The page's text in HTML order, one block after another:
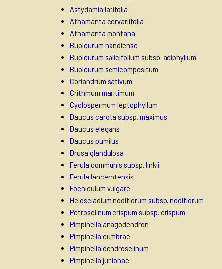
Astydamia latifolia
Athamanta cervariifolia
Athamanta montana
Bupleurum handiense
Bupleurum salicifolium subsp. aciphyllum
Bupleurum semicompositum
Coriandrum sativum
Crithmum maritimum
Cyclospermum leptophyllum
Daucus carota subsp. maximus
Daucus elegans
Daucus pumilus
Drusa glandulosa
Ferula communis subsp. linkii
Ferula lancerotensis
Foeniculum vulgare
Helosciadium nodiflorum subsp. nodiflorum
Petroselinum crispum subsp. crispum
Pimpinella anagodendron
Pimpinella cumbrae
Pimpinella dendroselinum
Pimpinella junionae